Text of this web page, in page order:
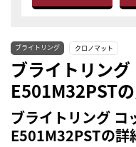
ブライトリング クロノマット
ブライトリング
E501M32PST
ブライトリング コ
E501M32PSTの詳